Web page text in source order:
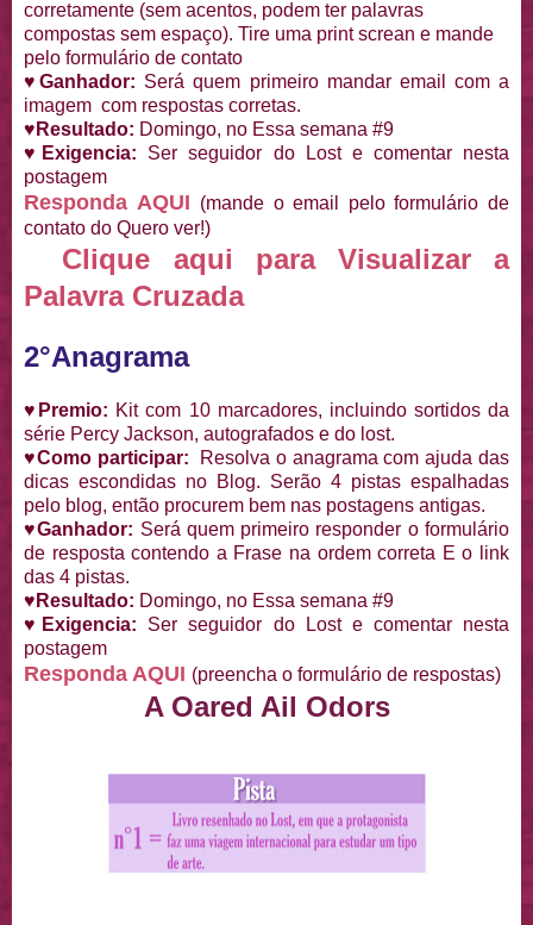
corretamente (sem acentos, podem ter palavras
compostas sem espaço). Tire uma print screan e mande
pelo formulário de contato
♥Ganhador: Será quem primeiro mandar email com a
imagem com respostas corretas.
♥Resultado: Domingo, no Essa semana #9
♥Exigencia: Ser seguidor do Lost e comentar nesta
postagem
Responda AQUI (mande o email pelo formulário de
contato do Quero ver!)
Clique aqui para Visualizar a
Palavra Cruzada
2°Anagrama
♥Premio: Kit com 10 marcadores, incluindo sortidos da
série Percy Jackson, autografados e do lost.
♥Como participar:
Resolva o anagrama com ajuda das
dicas escondidas no Blog. Serão 4 pistas espalhadas
pelo blog, então procurem bem nas postagens antigas.
♥Ganhador: Será quem primeiro responder o formulário
de resposta contendo a Frase na ordem correta E o link
das 4 pistas.
♥Resultado: Domingo, no Essa semana #9
♥Exigencia: Ser seguidor do Lost e comentar nesta
postagem
Responda AQUI (preencha o formulário de respostas)
A Oared Ail Odors